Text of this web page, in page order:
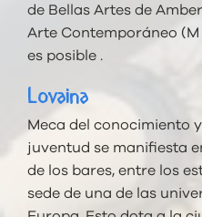
de Bellas Artes de
Arte Contemporáneo (M
es posible .
Lovaina
Meca del conocimiento
juventud se manifiesta
de los bares, entre los
sede de una de las